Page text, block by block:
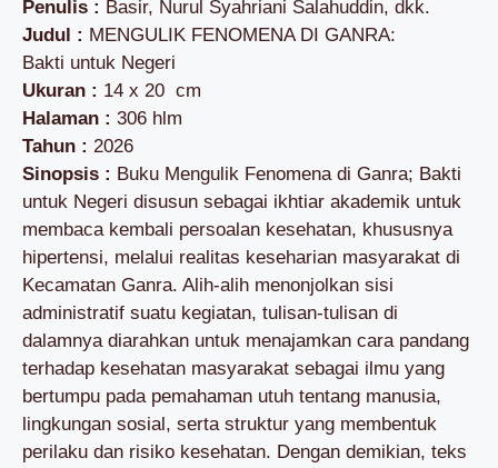
Penulis : Basir, Nurul Syahriani Salahuddin, dkk.
Judul : MENGULIK FENOMENA DI GANRA:
Bakti untuk Negeri
Ukuran : 14 x 20 cm
Halaman : 306 hlm
Tahun : 2026
Sinopsis : Buku Mengulik Fenomena di Ganra; Bakti
untuk Negeri disusun sebagai ikhtiar akademik untuk
membaca kembali persoalan kesehatan, khususnya
hipertensi, melalui realitas keseharian masyarakat di
Kecamatan Ganra. Alih-alih menonjolkan sisi
administratif suatu kegiatan, tulisan-tulisan di
dalamnya diarahkan untuk menajamkan cara pandang
terhadap kesehatan masyarakat sebagai ilmu yang
bertumpu pada pemahaman utuh tentang manusia,
lingkungan sosial, serta struktur yang membentuk
perilaku dan risiko kesehatan. Dengan demikian, teks